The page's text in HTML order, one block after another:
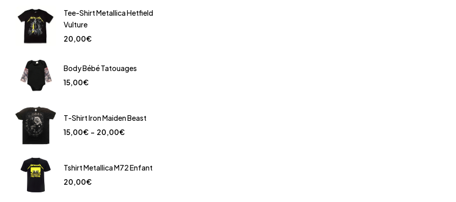
Tee-Shirt Metallica Hetfield
Vulture
20,00€
Body Bébé Tatouages
15,00€
T-Shirt Iron Maiden Beast
15,00€ – 20,00€
Tshirt Metallica M72 Enfant
20,00€